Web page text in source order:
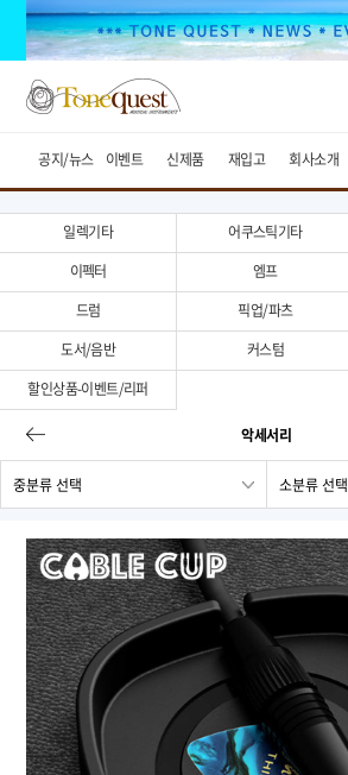
공지/뉴스 이벤트 신제품 재입고 회사소개
일렉기타 어쿠스틱기타
이펙터
엠프
드럼
픽업/파츠
도서/음반
커스텀
할인상품-이벤트/리퍼
악세서리